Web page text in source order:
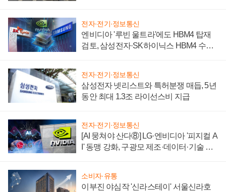
전자·전기·정보통신
엔비디아 '루빈 울트라'에도 HBM4 탑재
검토, 삼성전자·SK하이닉스 HBM4 수율
전자·전기·정보통신
삼성전자 넷리스트와 특허분쟁 매듭, 5년
동안 최대 1.3조 라이선스비 지급
전자·전기·정보통신
[AI 뭉쳐야 산다⑧] LG·엔비디아 '피지컬 A
I' 동맹 강화, 구광모 제조·데이터·기술 결
소비자·유통
이부진 야심작 '신라스테이' 서울신라호